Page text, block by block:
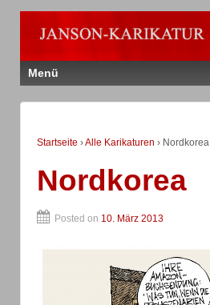
Menü
Startseite ›Alle Karikaturen › Nordkorea
Nordkorea
Posted on 10. März 2013